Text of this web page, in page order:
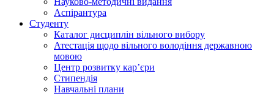
Аспірантура
Студенту
Каталог дисциплін вільного вибору
Атестація щодо вільного володіння державною
мовою
Центр розвитку кар’єри
Стипендія
Навчальні плани